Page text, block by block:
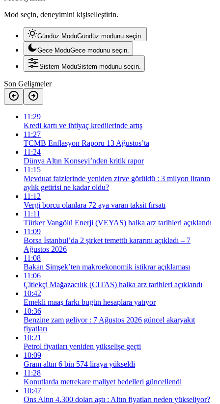
Mod seçin, deneyimini kişiselleştirin.
Gündüz ModuGündüz modunu seçin.
Gece ModuGece modunu seçin.
Sistem ModuSistem modunu seçin.
Son Gelişmeler
11:29
Kredi kartı ve ihtiyaç kredilerinde artış
11:27
TCMB Enflasyon Raporu 13 Ağustos’ta
11:24
Dünya Altın Konseyi’nden kritik rapor
11:15
Mevduat faizlerinde yeniden zirve görüldü : 3 milyon liranın
aylık getirisi ne kadar oldu?
11:12
Vergi borcu olanlara 72 aya varan taksit fırsatı
11:11
Türker Vangölü Enerji (VEYAS) halka arz tarihleri açıklandı
11:09
Borsa İstanbul’da 2 şirket temettü kararını açıkladı – 7
Ağustos 2026
11:08
Bakan Şimşek’ten makroekonomik istikrar açıklaması
11:06
Çitlekçi Mağazacılık (CITAS) halka arz tarihleri açıklandı
10:42
Emekli maaş farkı bugün hesaplara yatıyor
10:36
Benzine zam geliyor : 7 Ağustos 2026 güncel akaryakıt
fiyatları
10:21
Petrol fiyatları yeniden yükselişe geçti
10:09
Gram altın 6 bin 574 liraya yükseldi
11:28
Konutlarda metrekare maliyet bedelleri güncellendi
10:47
Ons Altın 4.300 doları aştı : Altın fiyatları neden yükseliyor?